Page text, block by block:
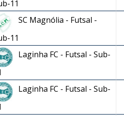
11
SC Magnólia - Futsal -
11
Laginha FC - Futsal - Sub-
Laginha FC - Futsal - Sub-